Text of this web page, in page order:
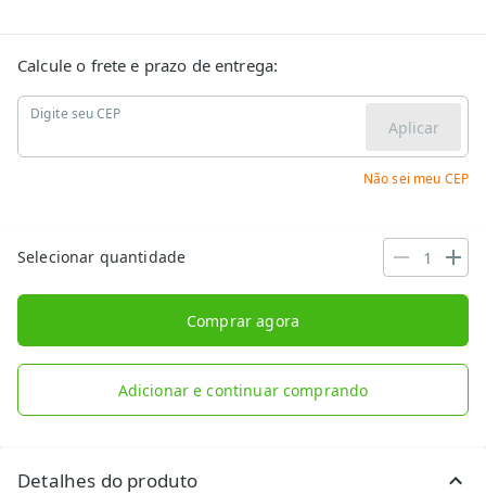
Calcule o frete e prazo de entrega:
Digite seu CEP
Aplicar
Não sei meu CEP
Selecionar quantidade
Comprar agora
Adicionar e continuar comprando
Detalhes do produto